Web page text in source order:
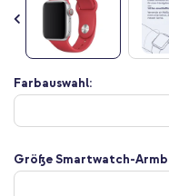
Zum
Anfang
Bildgalerie
Farbauswahl:
Größe Smartwatch-